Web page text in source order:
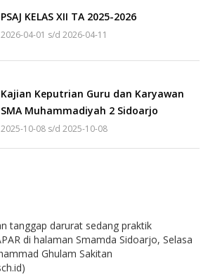
PSAJ KELAS XII TA 2025-2026
2026-04-01 s/d 2026-04-11
Kajian Keputrian Guru dan Karyawan
SMA Muhammadiyah 2 Sidoarjo
2025-10-08 s/d 2025-10-08